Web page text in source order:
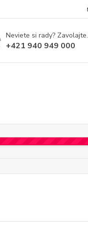
Neviete si rady? Zavolajte.
+421 940 949 000